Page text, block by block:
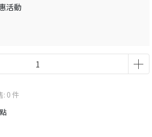
活動
: 0 件
點